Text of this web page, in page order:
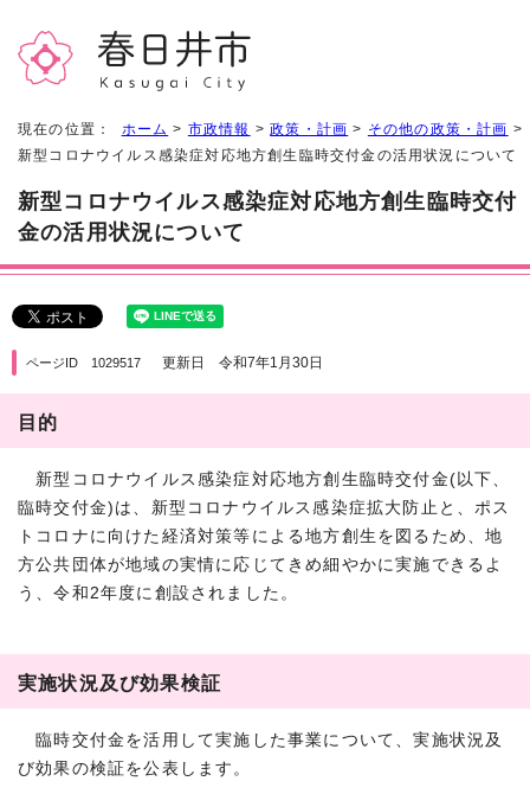
現在の位置： ホーム > 市政情報 >政策・計画 > その他の政策・計画 >
新型コロナウイルス感染症対応地方創生臨時交付金の活用状況について
新型コロナウイルス感染症対応地方創生臨時交付
金の活用状況について
ページID 1029517 更新日 令和7年1月30日
目的
新型コロナウイルス感染症対応地方創生臨時交付金(以下、
臨時交付金)は、新型コロナウイルス感染症拡大防止と、ポス
トコロナに向けた経済対策等による地方創生を図るため、地
方公共団体が地域の実情に応じてきめ細やかに実施できるよ
う、令和2年度に創設されました。
実施状況及び効果検証
臨時交付金を活用して実施した事業について、実施状況及
び効果の検証を公表します。